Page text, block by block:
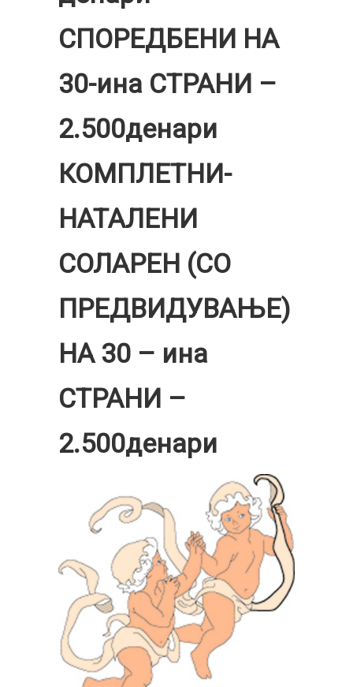
СПОРЕДБЕНИ НА
30-ина СТРАНИ –
2.500денари
КОМПЛЕТНИ-
НАТАЛЕНИ
СОЛАРЕН (СО
ПРЕДВИДУВАЊЕ)
НА 30 – ина
СТРАНИ –
2.500денари